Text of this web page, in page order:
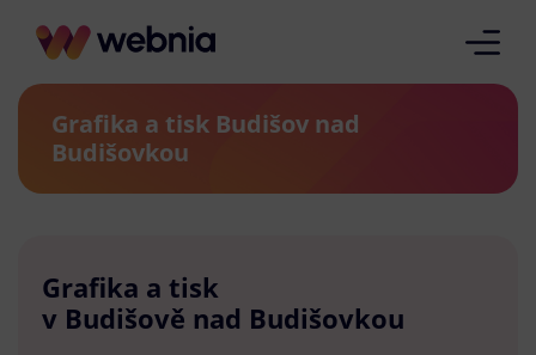
Grafika a tisk Budišov nad
Budišovkou
Grafika a tisk
v Budišově nad Budišovkou